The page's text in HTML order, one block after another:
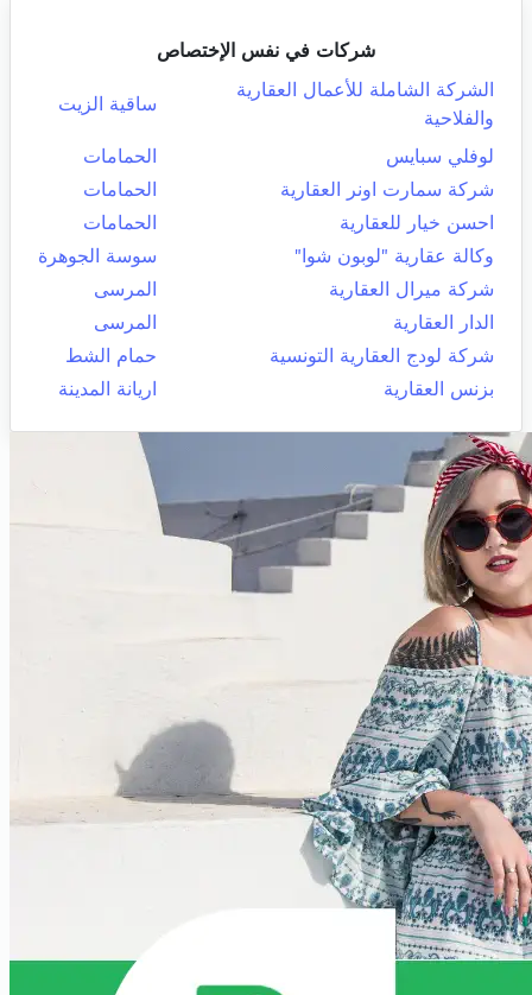
شركات في نفس الإختصاص
الشركة الشاملة للأعمال العقارية
والفلاحية
ساقية الزيت
لوفلي سبايس
الحمامات
شركة سمارت اونر العقارية
الحمامات
احسن خيار للعقارية
الحمامات
وكالة عقارية "لوبون شوا"
سوسة الجوهرة
شركة ميرال العقارية
المرسى
الدار العقارية
المرسى
شركة لودج العقارية التونسية
حمام الشط
بزنس العقارية
اريانة المدينة